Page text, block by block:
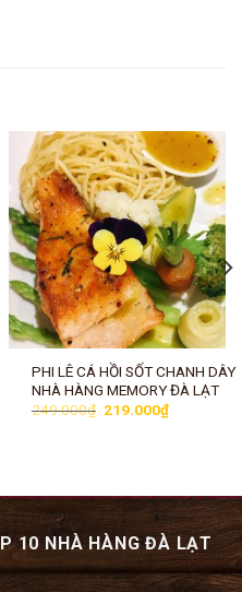
PHI LÊ CÁ HỒI SỐT CHANH DÂY |
NHÀ HÀNG MEMORY ĐÀ LẠT
249.000₫ Giá
219.000₫Giá
hiện
10 NHÀ HÀNG ĐÀ LẠT